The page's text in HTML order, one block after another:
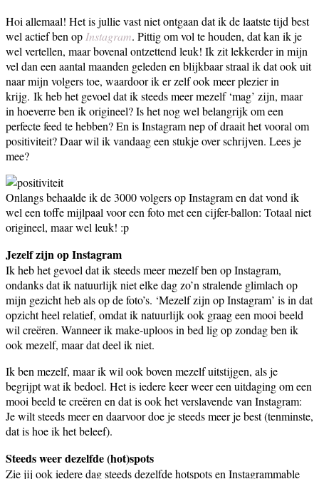
Hoi allemaal! Het is jullie vast niet ontgaan dat ik de laatste tijd best
wel actief ben op Instagram. Pittig om vol te houden, dat kan ik je
wel vertellen, maar bovenal ontzettend leuk! Ik zit lekkerder in mijn
vel dan een aantal maanden geleden en blijkbaar straal ik dat ook uit
naar mijn volgers toe, waardoor ik er zelf ook meer plezier in
krijg. Ik heb het gevoel dat ik steeds meer mezelf ‘mag’ zijn, maar
in hoeverre ben ik origineel? Is het nog wel belangrijk om een
perfecte feed te hebben? En is Instagram nep of draait het vooral om
positiviteit? Daar wil ik vandaag een stukje over schrijven. Lees je
mee?
Onlangs behaalde ik de 3000 volgers op Instagram en dat vond ik
wel een toffe mijlpaal voor een foto met een cijfer-ballon: Totaal niet
origineel, maar wel leuk! :p
Jezelf zijn op Instagram
Ik heb het gevoel dat ik steeds meer mezelf ben op Instagram,
ondanks dat ik natuurlijk niet elke dag zo’n stralende glimlach op
mijn gezicht heb als op de foto’s. ‘Mezelf zijn op Instagram’ is in dat
opzicht heel relatief, omdat ik natuurlijk ook graag een mooi beeld
wil creëren. Wanneer ik make-uploos in bed lig op zondag ben ik
ook mezelf, maar dat deel ik niet.
Ik ben mezelf, maar ik wil ook boven mezelf uitstijgen, als je
begrijpt wat ik bedoel. Het is iedere keer weer een uitdaging om een
mooi beeld te creëren en dat is ook het verslavende van Instagram:
Je wilt steeds meer en daarvoor doe je steeds meer je best (tenminste,
dat is hoe ik het beleef).
Steeds weer dezelfde (hot)spots
Zie jij ook iedere dag steeds dezelfde hotspots en Instagrammable